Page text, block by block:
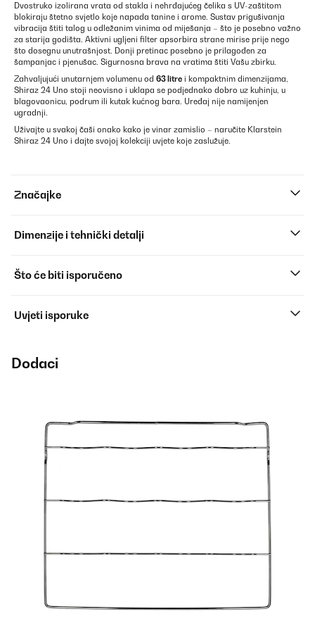
Dvostruko izolirana vrata od stakla i nehrđajućeg čelika s UV-zaštitom
blokiraju štetno svjetlo koje napada tanine i arome. Sustav prigušivanja
vibracija štiti talog u odležanim vinima od miješanja – što je posebno važno
za starija godišta. Aktivni ugljeni filter apsorbira strane mirise prije nego
što dosegnu unutrašnjost. Donji pretinac posebno je prilagođen za
šampanjac i pjenušac. Sigurnosna brava na vratima štiti Vašu zbirku.
Zahvaljujući unutarnjem volumenu od 63 litre i kompaktnim dimenzijama,
Shiraz 24 Uno stoji neovisno i uklapa se podjednako dobro uz kuhinju, u
blagovaonicu, podrum ili kutak kućnog bara. Uređaj nije namijenjen
ugradnji.
Uživajte u svakoj čaši onako kako je vinar zamislio – naručite Klarstein
Shiraz 24 Uno i dajte svojoj kolekciji uvjete koje zaslužuje.
Značajke
Dimenzije i tehnički detalji
Što će biti isporučeno
Uvjeti isporuke
Dodaci